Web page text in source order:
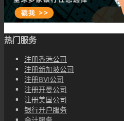
热门服务
注册香港公司
注册新加坡公司
注册BVI公司
注册开曼公司
注册美国公司
银行开户服务